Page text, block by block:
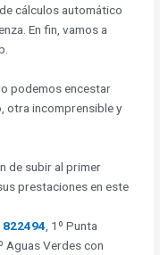
cálculos automático
En fin, vamos a
podemos encestar
otra incomprensible y
de subir al primer
prestaciones en este
822494 , 1º Punta
Aguas Verdes con